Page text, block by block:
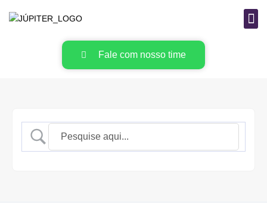
Fale com nosso time